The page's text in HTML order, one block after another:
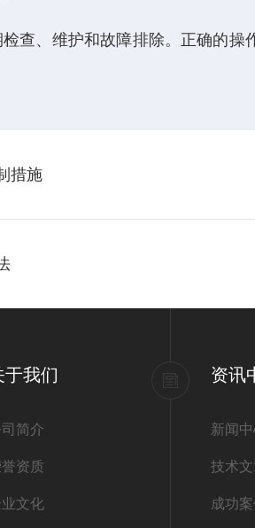
查、维护和故障排除。正确的
措施
于我们
简介
资质
文化
资讯
新闻
技术
成功案